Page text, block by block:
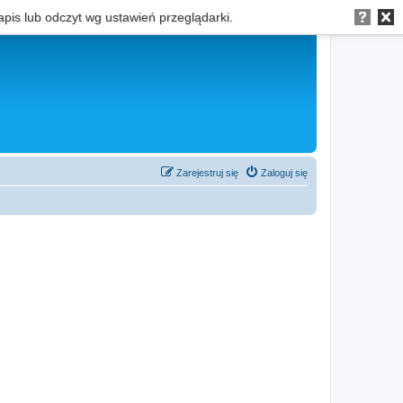
Zaloguj się
Zarejestruj się
lub odczyt wg ustawień przeglądarki.